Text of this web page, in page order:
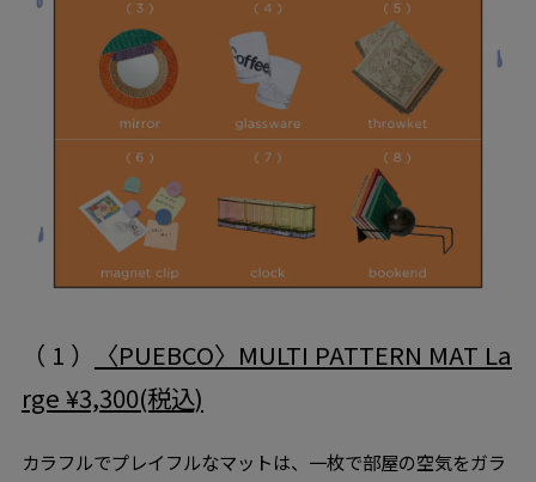
（ 1 ）
〈PUEBCO〉MULTI PATTERN MAT La
rge ¥3,300(税込)
カラフルでプレイフルなマットは、一枚で部屋の空気をガラ